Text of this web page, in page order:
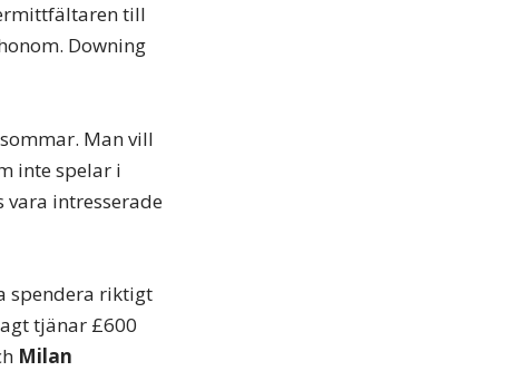
till
Downing
Man vill
inte spelar i
vara intresserade
spendera riktigt
tjänar £600
Milan